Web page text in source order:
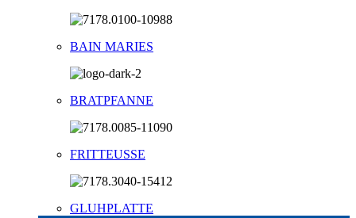
BAIN MARIES
BRATPFANNE
FRITTEUSSE
GLUHPLATTE